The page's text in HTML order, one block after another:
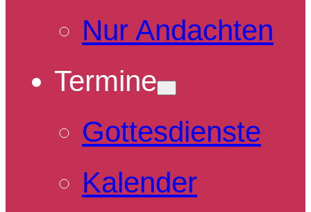
Nur Andachten
Termine
Gottesdienste
Kalender